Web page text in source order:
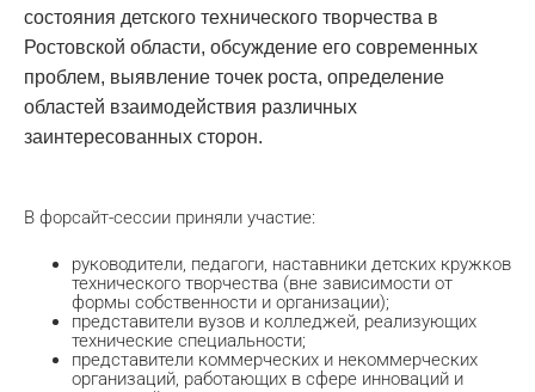
состояния детского технического творчества в
Ростовской области, обсуждение его современных
проблем, выявление точек роста, определение
областей взаимодействия различных
заинтересованных сторон.
В форсайт-сессии приняли участие:
руководители, педагоги, наставники детских кружков
технического творчества (вне зависимости от
формы собственности и организации);
представители вузов и колледжей, реализующих
технические специальности;
представители коммерческих и некоммерческих
организаций, работающих в сфере инноваций и